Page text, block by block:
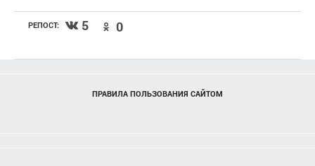
РЕПОСТ: 5 0
ПРАВИЛА ПОЛЬЗОВАНИЯ САЙТОМ